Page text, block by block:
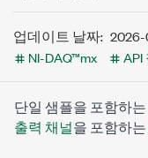
업데이트 날짜:
NI-DAQ™mx
API
단일 샘플을 포함하
출력 채널을 포함하는